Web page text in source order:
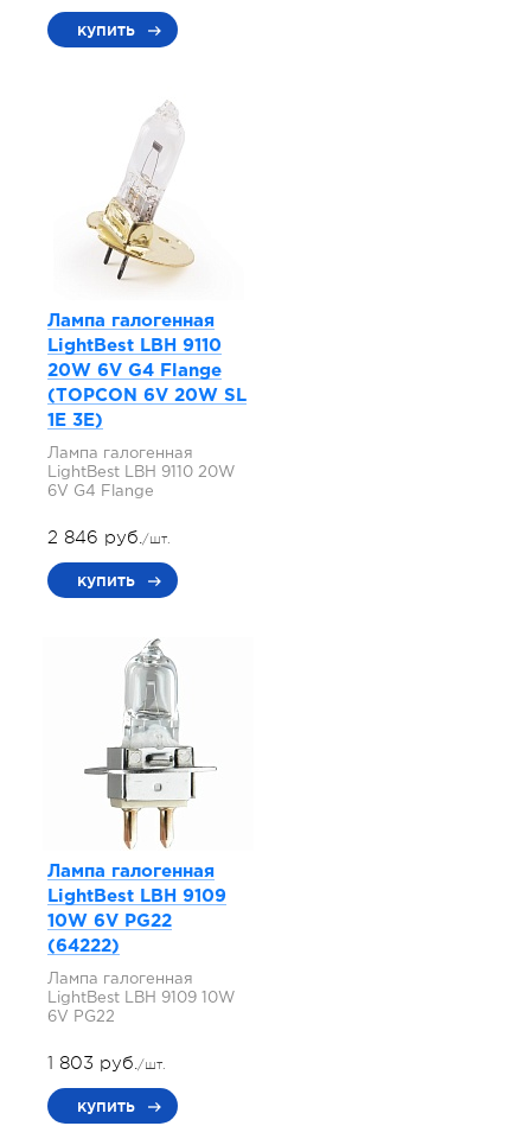
купить
Лампа галогенная
LightBest LBH 9110
20W 6V G4 Flange
(TOPCON 6V 20W SL
1E 3E)
Лампа галогенная
LightBest LBH 9110 20W
6V G4 Flange
2 846 руб./шт.
купить
Лампа галогенная
LightBest LBH 9109
10W 6V PG22
(64222)
Лампа галогенная
LightBest LBH 9109 10W
6V PG22
1 803 руб./шт.
купить